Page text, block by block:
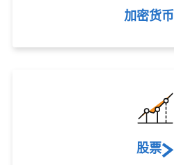
加密货币
股票